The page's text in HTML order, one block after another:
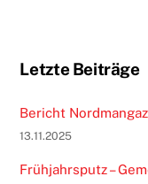
Letzte Beiträge
Bericht
13.11.2025
Frühjahrsputz –